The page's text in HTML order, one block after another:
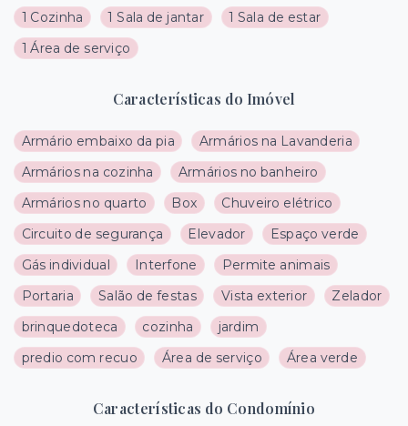
1 Cozinha
1 Sala de jantar
1 Sala de estar
1 Área de serviço
Características do Imóvel
Armário embaixo da pia
Armários na Lavanderia
Armários na cozinha
Armários no banheiro
Armários no quarto
Box
Chuveiro elétrico
Circuito de segurança
Elevador
Espaço verde
Gás individual
Interfone
Permite animais
Portaria
Salão de festas Vista exterior
Zelador
brinquedoteca
cozinha
jardim
predio com recuo
Área de serviço Área verde
Características do Condomínio